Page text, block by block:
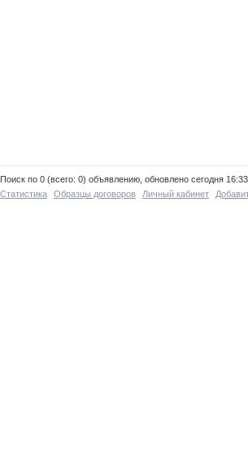
Поиск по 0 (всего: 0) объявлению, обновлено сегодня 16:33
Статистика
Образцы договоров Личный кабинет